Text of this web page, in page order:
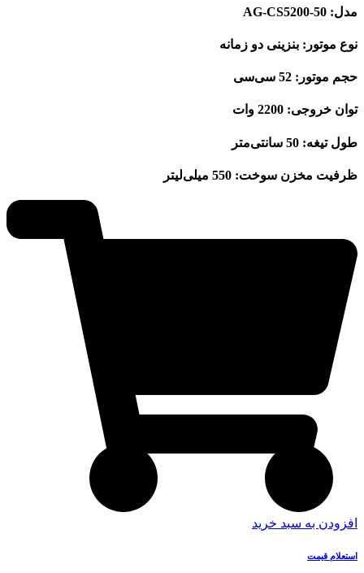
مدل: AG-CS5200-50
نوع موتور: بنزینی دو زمانه
حجم موتور: 52 سی‌سی
توان خروجی: 2200 وات
طول تیغه: 50 سانتی‌متر
ظرفیت مخزن سوخت: 550 میلی‌لیتر
افزودن به سبد خرید
استعلام قیمت